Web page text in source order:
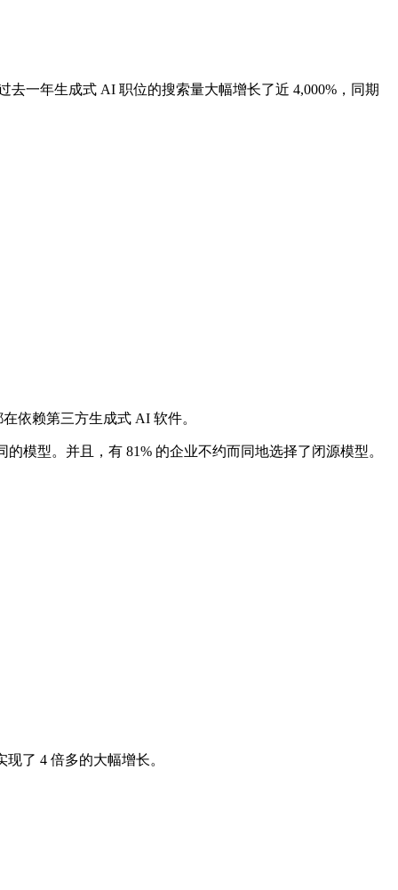
一年生成式 AI 职位的搜索量大幅增长了近 4,000%，同期
依赖第三方生成式 AI 软件。
型。并且，有 81% 的企业不约而同地选择了闭源模型。
了 4 倍多的大幅增长。